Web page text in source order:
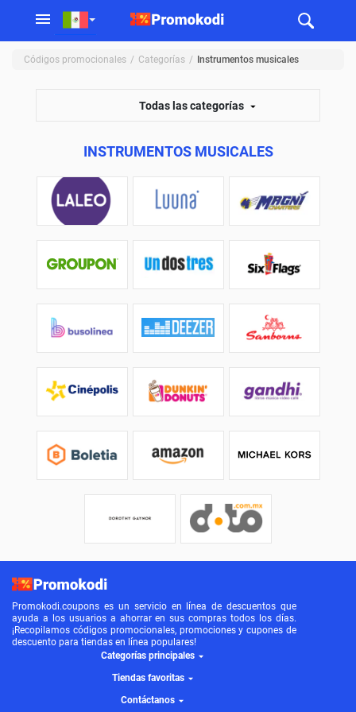
Códigos promocionales Categorías Instrumentos musicales
Todas las categorías
INSTRUMENTOS MUSICALES
Promokodi.coupons es un servicio en línea de descuentos que
ayuda a los usuarios a ahorrar en sus compras todos los días.
¡Recopilamos códigos promocionales, promociones y cupones de
descuento para tiendas en línea populares!
Categorías principales
Tiendas favoritas
Contáctanos